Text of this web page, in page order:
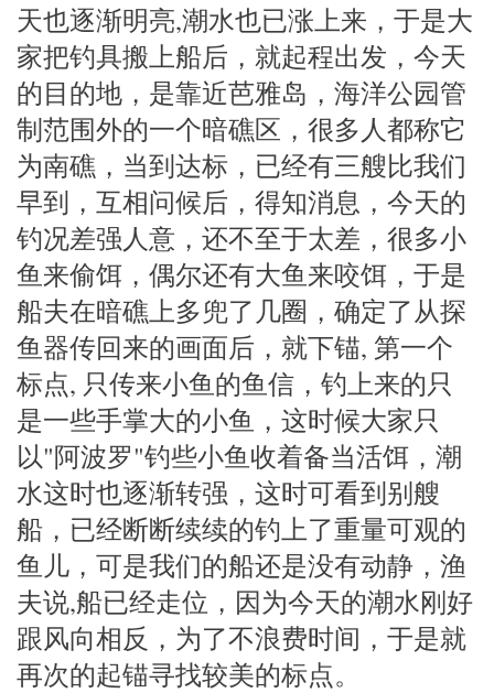
天也逐渐明亮,潮水也已涨上来，于是大
家把钓具搬上船后，就起程出发，今天
的目的地，是靠近芭雅岛，海洋公园管
制范围外的一个暗礁区，很多人都称它
为南礁，当到达标，已经有三艘比我们
早到，互相问候后，得知消息，今天的
钓况差强人意，还不至于太差，很多小
鱼来偷饵，偶尔还有大鱼来咬饵，于是
船夫在暗礁上多兜了几圈，确定了从探
鱼器传回来的画面后，就下锚, 第一个
标点, 只传来小鱼的鱼信，钓上来的只
是一些手掌大的小鱼，这时候大家只
以"阿波罗"钓些小鱼收着备当活饵，潮
水这时也逐渐转强，这时可看到别艘
船，已经断断续续的钓上了重量可观的
鱼儿，可是我们的船还是没有动静，渔
夫说,船已经走位，因为今天的潮水刚好
跟风向相反，为了不浪费时间，于是就
再次的起锚寻找较美的标点。